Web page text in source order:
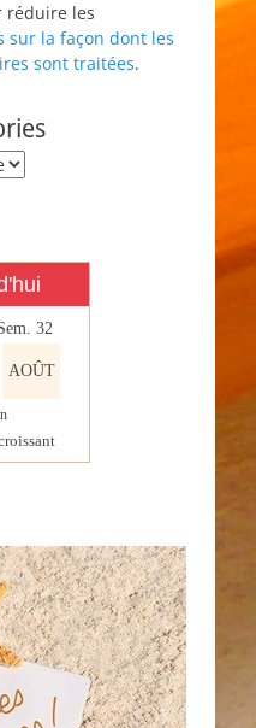
réduire les
sur la façon dont les
sont traitées.
32
AOÛT